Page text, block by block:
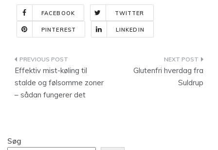
FACEBOOK TWITTER
PINTEREST LINKEDIN
Indlægsnavigation
Effektiv mist-køling til
stalde og følsomme zoner
– sådan fungerer det
Glutenfri hverdag fra
Suldrup
Søg